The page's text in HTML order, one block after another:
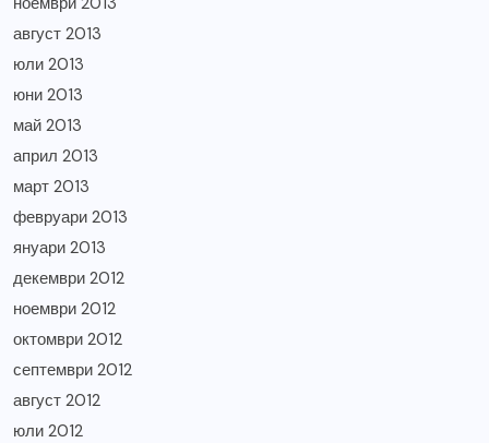
август 2013
юли 2013
юни 2013
май 2013
април 2013
март 2013
февруари 2013
януари 2013
декември 2012
ноември 2012
октомври 2012
септември 2012
август 2012
юли 2012